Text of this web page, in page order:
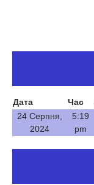
Дата Час
24 Серпня,
2024
5:19
pm